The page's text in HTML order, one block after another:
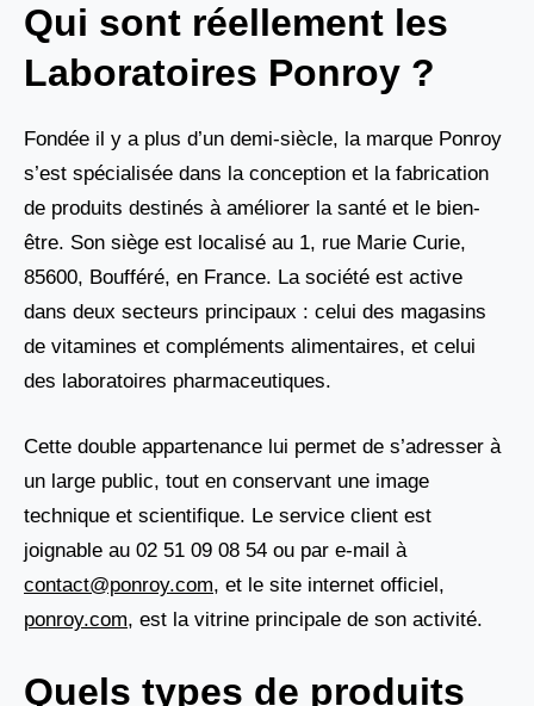
Qui sont réellement les
Laboratoires Ponroy ?
Fondée il y a plus d’un demi-siècle, la marque Ponroy
s’est spécialisée dans la conception et la fabrication
de produits destinés à améliorer la santé et le bien-
être. Son siège est localisé au 1, rue Marie Curie,
85600, Boufféré, en France. La société est active
dans deux secteurs principaux : celui des magasins
de vitamines et compléments alimentaires, et celui
des laboratoires pharmaceutiques.
Cette double appartenance lui permet de s’adresser à
un large public, tout en conservant une image
technique et scientifique. Le service client est
joignable au 02 51 09 08 54 ou par e-mail à
contact@ponroy.com, et le site internet officiel,
ponroy.com, est la vitrine principale de son activité.
Quels types de produits